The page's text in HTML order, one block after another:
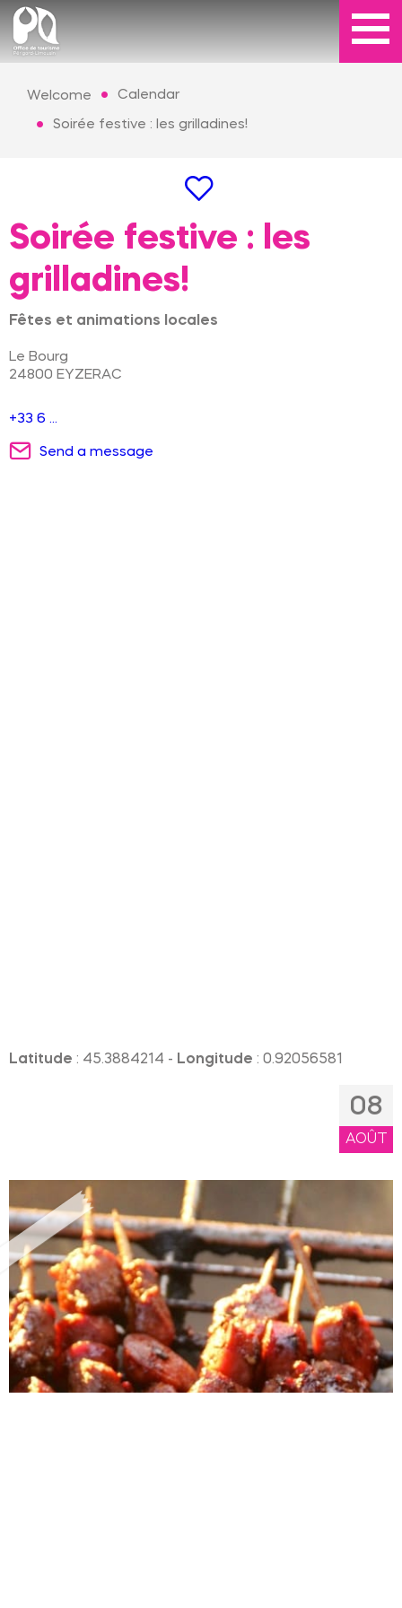
Welcome Calendar
Soirée festive : les grilladines!
Soirée festive : les
grilladines!
Fêtes et animations locales
Le Bourg
24800 EYZERAC
+33 6 ...
Send a message
Latitude : 45.3884214 - Longitude : 0.92056581
08
AOÛT